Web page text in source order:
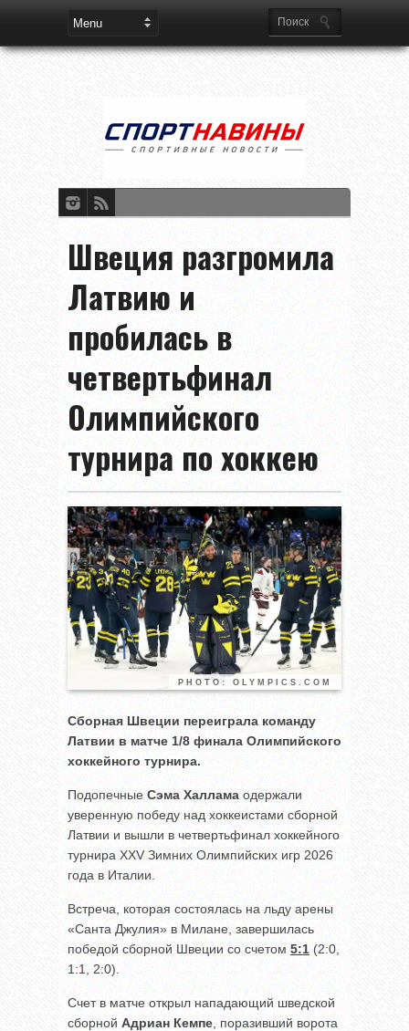
Швеция разгромила
Латвию и
пробилась в
четвертьфинал
Олимпийского
турнира по хоккею
PHOTO: OLYMPICS.COM
Сборная Швеции переиграла команду
Латвии в матче 1/8 финала Олимпийского
хоккейного турнира.
Подопечные Сэма Халлама одержали
уверенную победу над хоккеистами сборной
Латвии и вышли в четвертьфинал хоккейного
турнира XXV Зимних Олимпийских игр 2026
года в Италии.
Встреча, которая состоялась на льду арены
«Санта Джулия» в Милане, завершилась
победой сборной Швеции со счетом 5:1 (2:0,
1:1, 2:0).
Счет в матче открыл нападающий шведской
сборной Адриан Кемпе , поразивший ворота